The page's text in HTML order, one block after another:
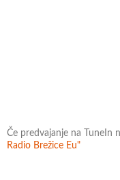
Če predvajanje na TuneIn
Radio Brežice Eu"